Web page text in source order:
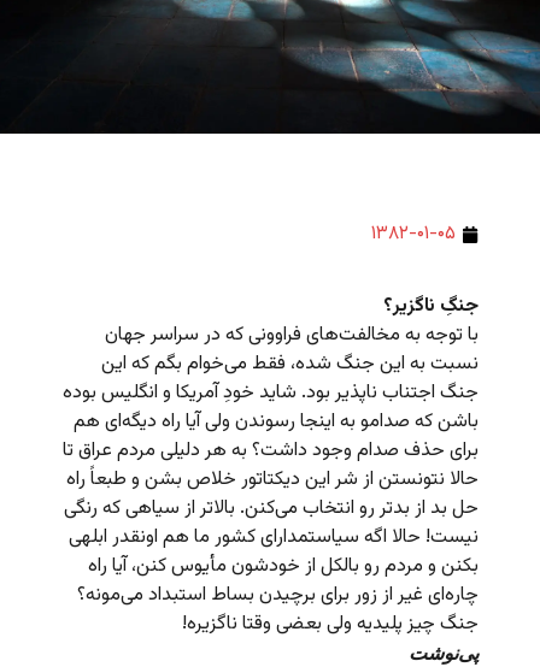
۱۳۸۲-۰۱-۰۵
جنگِ ناگزیر؟
با توجه به مخالفت‌های فراوونی که در سراسر جهان
نسبت به این جنگ شده، فقط می‌خوام بگم که این
جنگ اجتناب ناپذیر بود. شاید خودِ آمریکا و انگلیس بوده
باشن که صدامو به اینجا رسوندن ولی آیا راه دیگه‌ای هم
برای حذف صدام وجود داشت؟ به هر دلیلی مردم عراق تا
حالا نتونستن از شر این دیکتاتور خلاص بشن و طبعاً راه
حل بد از بدتر رو انتخاب می‌کنن. بالاتر از سیاهی که رنگی
نیست! حالا اگه سیاستمدارای کشور ما هم اونقدر ابلهی
بکنن و مردم رو بالکل از خودشون مأیوس کنن، آیا راه
چاره‌ای غیر از زور برای برچیدن بساط استبداد می‌مونه؟
جنگ چیز پلیدیه ولی بعضی وقتا ناگزیره!
پی‌نوشت